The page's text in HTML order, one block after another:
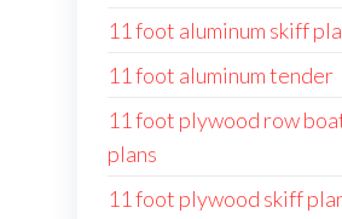
11 foot aluminum skiff
11 foot aluminum tender
11 foot plywood row
plans
11 foot plywood skiff